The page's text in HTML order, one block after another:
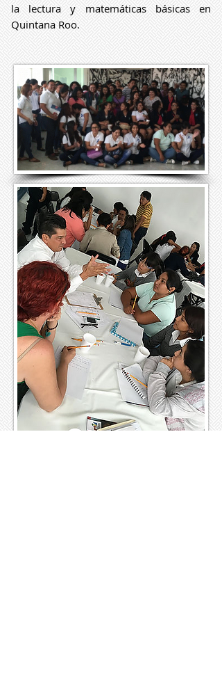
la lectura y matemáticas básicas en
Quintana Roo.